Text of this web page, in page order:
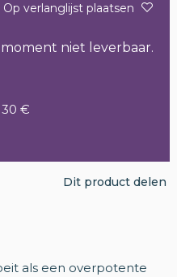
Op verlanglijst plaatsen
niet leverbaar.
30 €
Dit product delen
als een overpotente